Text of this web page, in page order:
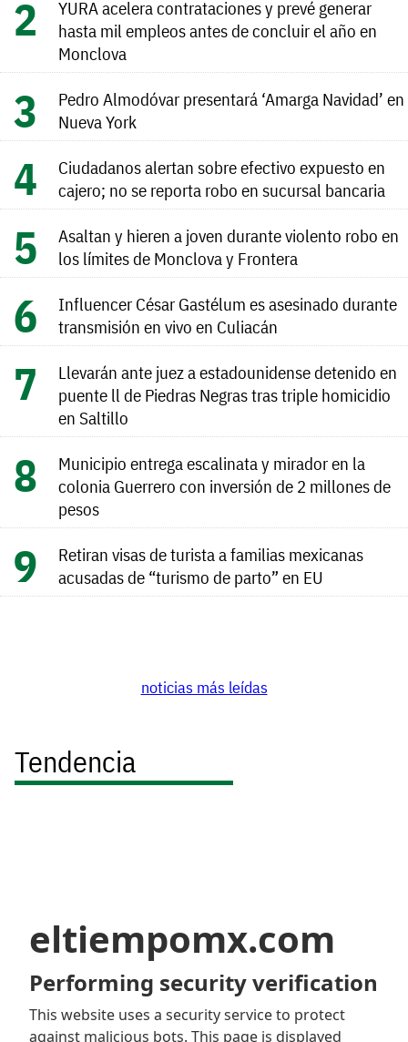
YURA acelera contrataciones y prevé generar
hasta mil empleos antes de concluir el año en
Monclova
Pedro Almodóvar presentará ‘Amarga Navidad’ en
Nueva York
Ciudadanos alertan sobre efectivo expuesto en
cajero; no se reporta robo en sucursal bancaria
Asaltan y hieren a joven durante violento robo en
los límites de Monclova y Frontera
Influencer César Gastélum es asesinado durante
transmisión en vivo en Culiacán
Llevarán ante juez a estadounidense detenido en
puente ll de Piedras Negras tras triple homicidio
en Saltillo
Municipio entrega escalinata y mirador en la
colonia Guerrero con inversión de 2 millones de
pesos
Retiran visas de turista a familias mexicanas
acusadas de “turismo de parto” en EU
noticias más leídas
Tendencia